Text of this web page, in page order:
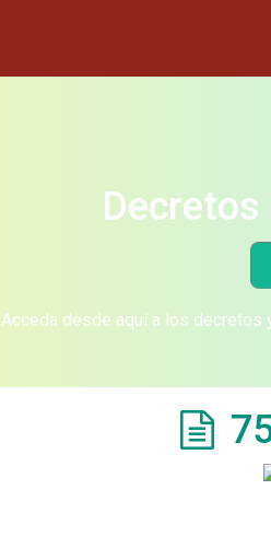
Acceda desde aquí a los